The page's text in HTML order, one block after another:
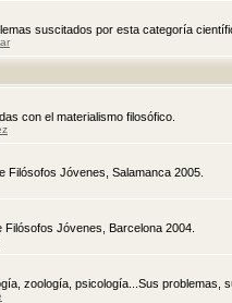
suscitados por esta categoría
con el materialismo filosófico.
Filósofos Jóvenes, Salamanca 2005.
Jóvenes, Barcelona 2004.
zoología, psicología...Sus problemas,